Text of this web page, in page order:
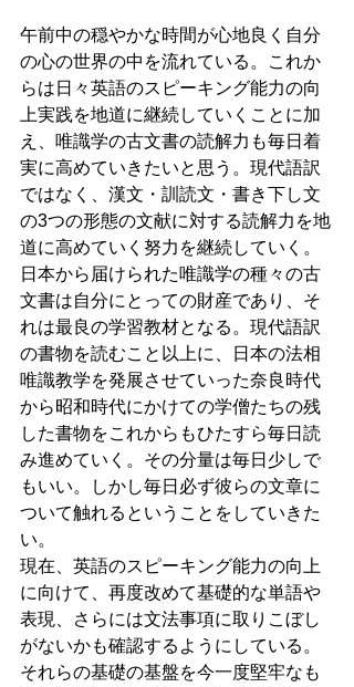
午前中の穏やかな時間が心地良く自分
の心の世界の中を流れている。これか
らは日々英語のスピーキング能力の向
上実践を地道に継続していくことに加
え、唯識学の古文書の読解力も毎日着
実に高めていきたいと思う。現代語訳
ではなく、漢文・訓読文・書き下し文
の3つの形態の文献に対する読解力を地
道に高めていく努力を継続していく。
日本から届けられた唯識学の種々の古
文書は自分にとっての財産であり、そ
れは最良の学習教材となる。現代語訳
の書物を読むこと以上に、日本の法相
唯識教学を発展させていった奈良時代
から昭和時代にかけての学僧たちの残
した書物をこれからもひたすら毎日読
み進めていく。その分量は毎日少しで
もいい。しかし毎日必ず彼らの文章に
ついて触れるということをしていきた
い。
現在、英語のスピーキング能力の向上
に向けて、再度改めて基礎的な単語や
表現、さらには文法事項に取りこぼし
がないかも確認するようにしている。
それらの基礎の基盤を今一度堅牢なも